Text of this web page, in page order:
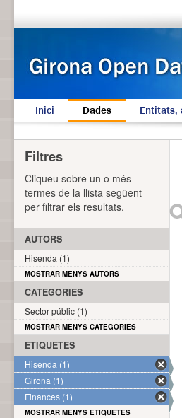
Inici Dades Entitats,
Filtres
Cliqueu sobre un o més
termes de la llista següent
per filtrar els resultats.
AUTORS
Hisenda (1)
MOSTRAR MENYS AUTORS
CATEGORIES
Sector públic (1)
MOSTRAR MENYS CATEGORIES
ETIQUETES
Hisenda (1)
Girona (1)
Finances (1)
MOSTRAR MENYS ETIQUETES